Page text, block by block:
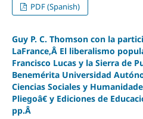
PDF (Spanish)
Guy P. C. Thomson con la
LaFrance,Â El liberalismo
Francisco Lucas y la Sierra de
Benemérita Universidad
Ciencias Sociales y
Pliegoâ€ y Ediciones de
pp.Â